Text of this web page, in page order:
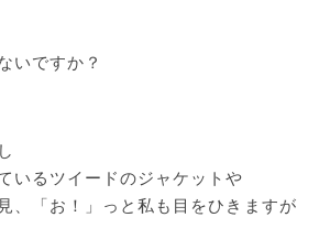
いですか？
いるツイードのジャケットや
、「お！」っと私も目をひきますが